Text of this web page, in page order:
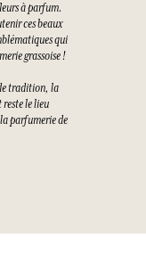
à parfum.
ces beaux
qui
grassoise !
tradition, la
reste le lieu
parfumerie de